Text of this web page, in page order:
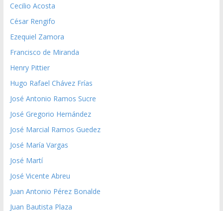
Cecilio Acosta
César Rengifo
Ezequiel Zamora
Francisco de Miranda
Henry Pittier
Hugo Rafael Chávez Frías
José Antonio Ramos Sucre
José Gregorio Hernández
José Marcial Ramos Guedez
José María Vargas
José Martí
José Vicente Abreu
Juan Antonio Pérez Bonalde
Juan Bautista Plaza